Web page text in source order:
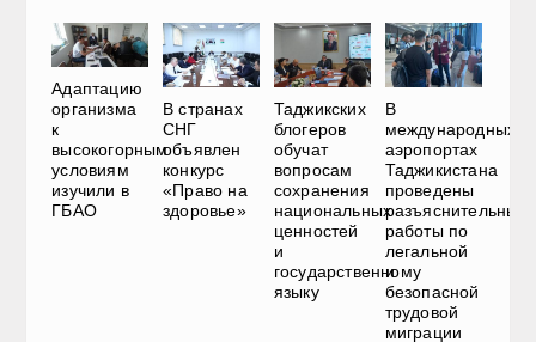
Адаптацию
организма
к
высокогорным
условиям
изучили в
ГБАО
В странах
СНГ
объявлен
конкурс
«Право на
здоровье»
Таджикских
блогеров
обучат
вопросам
сохранения
национальных
ценностей
и
государственному
языку
В
международных
аэропортах
Таджикистана
проведены
разъяснительные
работы по
легальной
и
безопасной
трудовой
миграции